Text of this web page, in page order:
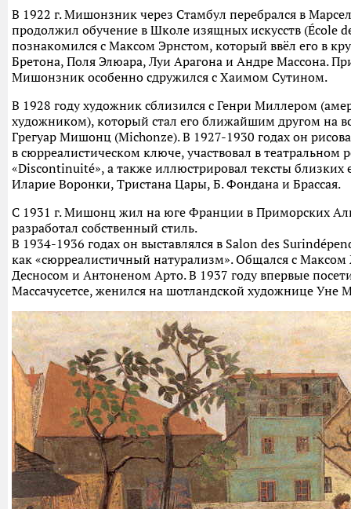
В 1922 г. Мишонзник через Стамбул перебрался в
продолжил обучение в Школе изящных искусств (École
познакомился с Максом Эрнстом, который ввёл его в
Бретона, Поля Элюара, Луи Арагона и Андре Массона.
Мишонзник особенно сдружился с Хаимом Сутином.
В 1928 году художник сблизился с Генри Миллером
художникoм), который стал его ближайшим другом на
Грегуар Мишонц (Michonze). В 1927-1930 годах он
в сюрреалистическом ключе, участвовал в театральном
«Discontinuité», а также иллюстрировал тексты близких
Иларие Воронки, Тристана Цары, Б. Фондана и Брассая.
С 1931 г. Мишонц жил на юге Франции в Приморских
разработал собственный стиль.
В 1934-1936 годах он выставлялся в Salon des
как «сюрреалистичный натурализм». Общался с
Десносом и Антоненом Арто. В 1937 году впервые
Массачусетсе, женился на шотландской художнице Уне